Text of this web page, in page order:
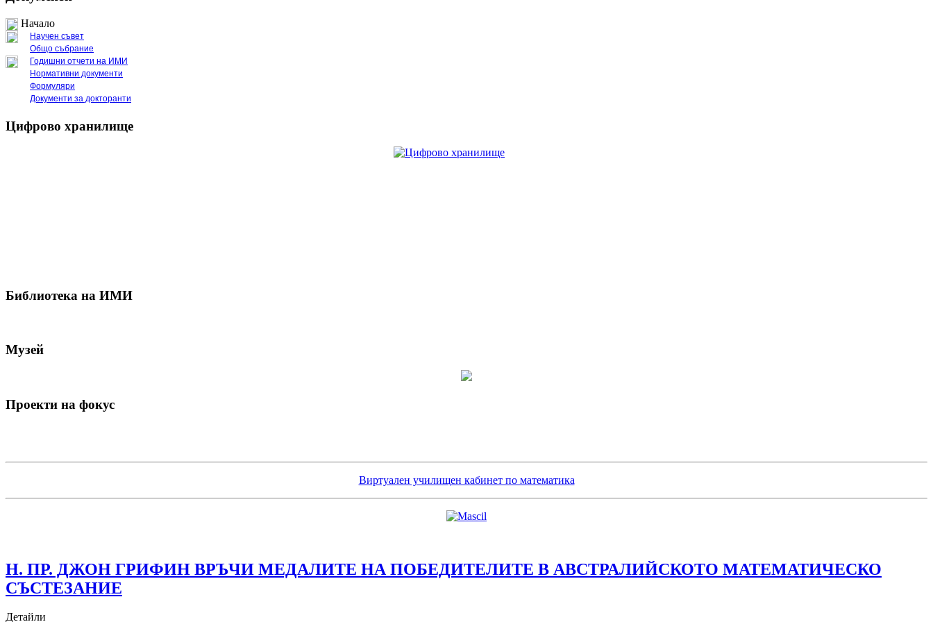
Начало
Научен съвет
Общо събрание
Годишни отчети на ИМИ
Нормативни документи
Формуляри
Документи за докторанти
Цифрово хранилище
Библиотека на ИМИ
Музей
Проекти на фокус
Виртуален училищен кабинет по математика
Н. ПР. ДЖОН ГРИФИН ВРЪЧИ МЕДАЛИТЕ НА ПОБЕДИТЕЛИТЕ В АВСТРАЛИЙСКОТО МАТЕМАТИЧЕСКО
СЪСТЕЗАНИЕ
Детайли